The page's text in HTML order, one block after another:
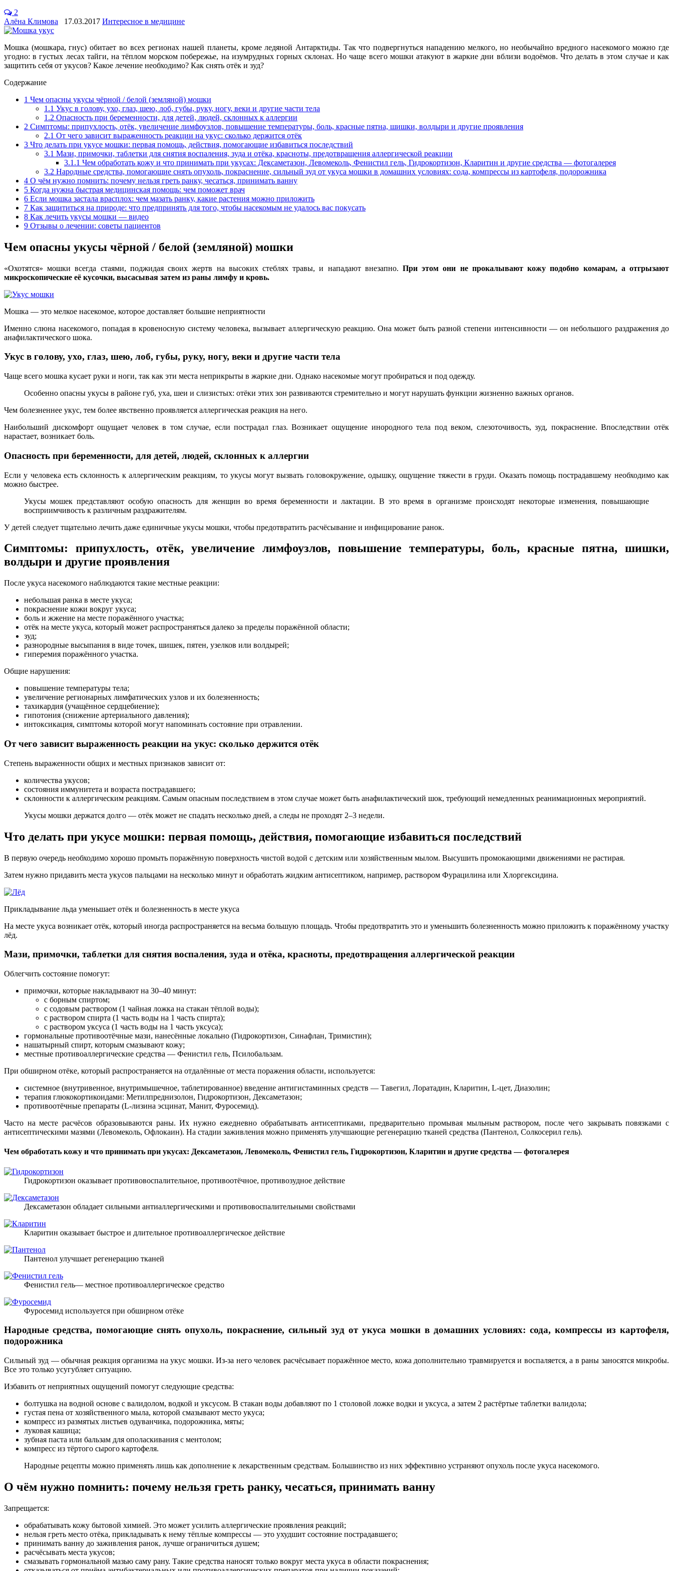
2
Алёна Климова
17.03.2017 Интересное в медицине
Мошка (мошкара, гнус) обитает во всех регионах нашей планеты, кроме ледяной Антарктиды. Так что подвергнуться нападению мелкого, но необычайно вредного насекомого можно где
угодно: в густых лесах тайги, на тёплом морском побережье, на изумрудных горных склонах. Но чаще всего мошки атакуют в жаркие дни вблизи водоёмов. Что делать в этом случае и как
защитить себя от укусов? Какое лечение необходимо? Как снять отёк и зуд?
Содержание
1 Чем опасны укусы чёрной / белой (земляной) мошки
1.1 Укус в голову, ухо, глаз, шею, лоб, губы, руку, ногу, веки и другие части тела
1.2 Опасность при беременности, для детей, людей, склонных к аллергии
2 Симптомы: припухлость, отёк, увеличение лимфоузлов, повышение температуры, боль, красные пятна, шишки, волдыри и другие проявления
2.1 От чего зависит выраженность реакции на укус: сколько держится отёк
3 Что делать при укусе мошки: первая помощь, действия, помогающие избавиться последствий
3.1 Мази, примочки, таблетки для снятия воспаления, зуда и отёка, красноты, предотвращения аллергической реакции
3.1.1 Чем обработать кожу и что принимать при укусах: Дексаметазон, Левомеколь, Фенистил гель, Гидрокортизон, Кларитин и другие средства — фотогалерея
3.2 Народные средства, помогающие снять опухоль, покраснение, сильный зуд от укуса мошки в домашних условиях: сода, компрессы из картофеля, подорожника
4 О чём нужно помнить: почему нельзя греть ранку, чесаться, принимать ванну
5 Когда нужна быстрая медицинская помощь: чем поможет врач
6 Если мошка застала врасплох: чем мазать ранку, какие растения можно приложить
7 Как защититься на природе: что предпринять для того, чтобы насекомым не удалось вас покусать
8 Как лечить укусы мошки — видео
9 Отзывы о лечении: советы пациентов
Чем опасны укусы чёрной / белой (земляной) мошки
«Охотятся» мошки всегда стаями, поджидая своих жертв на высоких стеблях травы, и нападают внезапно.При этом они не прокалывают кожу подобно комарам, а отгрызают
микроскопические её кусочки, высасывая затем из раны лимфу и кровь.
Мошка — это мелкое насекомое, которое доставляет большие неприятности
Именно слюна насекомого, попадая в кровеносную систему человека, вызывает аллергическую реакцию. Она может быть разной степени интенсивности — он небольшого раздражения до
анафилактического шока.
Укус в голову, ухо, глаз, шею, лоб, губы, руку, ногу, веки и другие части тела
Чаще всего мошка кусает руки и ноги, так как эти места неприкрыты в жаркие дни. Однако насекомые могут пробираться и под одежду.
Особенно опасны укусы в районе губ, уха, шеи и слизистых: отёки этих зон развиваются стремительно и могут нарушать функции жизненно важных органов.
Чем болезненнее укус, тем более явственно проявляется аллергическая реакция на него.
Наибольший дискомфорт ощущает человек в том случае, если пострадал глаз. Возникает ощущение инородного тела под веком, слезоточивость, зуд, покраснение. Впоследствии отёк
нарастает, возникает боль.
Опасность при беременности, для детей, людей, склонных к аллергии
Если у человека есть склонность к аллергическим реакциям, то укусы могут вызвать головокружение, одышку, ощущение тяжести в груди. Оказать помощь пострадавшему необходимо как
можно быстрее.
Укусы мошек представляют особую опасность для женщин во время беременности и лактации. В это время в организме происходят некоторые изменения, повышающие
восприимчивость к различным раздражителям.
У детей следует тщательно лечить даже единичные укусы мошки, чтобы предотвратить расчёсывание и инфицирование ранок.
Симптомы: припухлость, отёк, увеличение лимфоузлов, повышение температуры, боль, красные пятна, шишки,
волдыри и другие проявления
После укуса насекомого наблюдаются такие местные реакции:
небольшая ранка в месте укуса;
покраснение кожи вокруг укуса;
боль и жжение на месте поражённого участка;
отёк на месте укуса, который может распространяться далеко за пределы поражённой области;
зуд;
разнородные высыпания в виде точек, шишек, пятен, узелков или волдырей;
гиперемия поражённого участка.
Общие нарушения:
повышение температуры тела;
увеличение регионарных лимфатических узлов и их болезненность;
тахикардия (учащённое сердцебиение);
гипотония (снижение артериального давления);
интоксикация, симптомы которой могут напоминать состояние при отравлении.
От чего зависит выраженность реакции на укус: сколько держится отёк
Степень выраженности общих и местных признаков зависит от:
количества укусов;
состояния иммунитета и возраста пострадавшего;
склонности к аллергическим реакциям. Самым опасным последствием в этом случае может быть анафилактический шок, требующий немедленных реанимационных мероприятий.
Укусы мошки держатся долго — отёк может не спадать несколько дней, а следы не проходят 2–3 недели.
Что делать при укусе мошки: первая помощь, действия, помогающие избавиться последствий
В первую очередь необходимо хорошо промыть поражённую поверхность чистой водой с детским или хозяйственным мылом. Высушить промокающими движениями не растирая.
Затем нужно придавить места укусов пальцами на несколько минут и обработать жидким антисептиком, например, раствором Фурацилина или Хлоргексидина.
Прикладывание льда уменьшает отёк и болезненность в месте укуса
На месте укуса возникает отёк, который иногда распространяется на весьма большую площадь. Чтобы предотвратить это и уменьшить болезненность можно приложить к поражённому участку
лёд.
Мази, примочки, таблетки для снятия воспаления, зуда и отёка, красноты, предотвращения аллергической реакции
Облегчить состояние помогут:
примочки, которые накладывают на 30–40 минут:
с борным спиртом;
с содовым раствором (1 чайная ложка на стакан тёплой воды);
с раствором спирта (1 часть воды на 1 часть спирта);
с раствором уксуса (1 часть воды на 1 часть уксуса);
гормональные противоотёчные мази, нанесённые локально (Гидрокортизон, Синафлан, Тримистин);
нашатырный спирт, которым смазывают кожу;
местные противоаллергические средства — Фенистил гель, Псилобальзам.
При обширном отёке, который распространяется на отдалённые от места поражения области, используется:
системное (внутривенное, внутримышечное, таблетированное) введение антигистаминных средств — Тавегил, Лоратадин, Кларитин, L-цет, Диазолин;
терапия глюкокортикоидами: Метилпреднизолон, Гидрокортизон, Дексаметазон;
противоотёчные препараты (L-лизина эсцинат, Манит, Фуросемид).
Часто на месте расчёсов образовываются раны. Их нужно ежедневно обрабатывать антисептиками, предварительно промывая мыльным раствором, после чего закрывать повязками с
антисептическими мазями (Левомеколь, Офлокаин). На стадии заживления можно применять улучшающие регенерацию тканей средства (Пантенол, Солкосерил гель).
Чем обработать кожу и что принимать при укусах: Дексаметазон, Левомеколь, Фенистил гель, Гидрокортизон, Кларитин и другие средства — фотогалерея
Гидрокортизон оказывает противовоспалительное, противоотёчное, противозудное действие
Дексаметазон обладает сильными антиаллергическими и противовоспалительными свойствами
Кларитин оказывает быстрое и длительное противоаллергическое действие
Пантенол улучшает регенерацию тканей
Фенистил гель— местное противоаллергическое средство
Фуросемид используется при обширном отёке
Народные средства, помогающие снять опухоль, покраснение, сильный зуд от укуса мошки в домашних условиях: сода, компрессы из картофеля,
подорожника
Сильный зуд — обычная реакция организма на укус мошки. Из-за него человек расчёсывает поражённое место, кожа дополнительно травмируется и воспаляется, а в раны заносятся микробы.
Все это только усугубляет ситуацию.
Избавить от неприятных ощущений помогут следующие средства:
болтушка на водной основе с валидолом, водкой и уксусом. В стакан воды добавляют по 1 столовой ложке водки и уксуса, а затем 2 растёртые таблетки валидола;
густая пена от хозяйственного мыла, которой смазывают место укуса;
компресс из размятых листьев одуванчика, подорожника, мяты;
луковая кашица;
зубная паста или бальзам для ополаскивания с ментолом;
компресс из тёртого сырого картофеля.
Народные рецепты можно применять лишь как дополнение к лекарственным средствам. Большинство из них эффективно устраняют опухоль после укуса насекомого.
О чём нужно помнить: почему нельзя греть ранку, чесаться, принимать ванну
Запрещается:
обрабатывать кожу бытовой химией. Это может усилить аллергические проявления реакций;
нельзя греть место отёка, прикладывать к нему тёплые компрессы — это ухудшит состояние пострадавшего;
принимать ванну до заживления ранок, лучше ограничиться душем;
расчёсывать места укусов;
смазывать гормональной мазью саму рану. Такие средства наносят только вокруг места укуса в области покраснения;